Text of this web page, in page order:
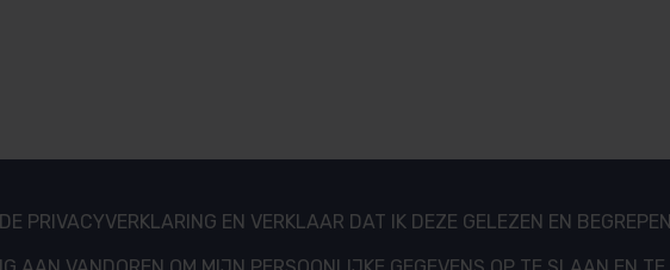
PRIVACYVERKLARING EN VERKLAAR DAT IK DEZE GELEZEN EN